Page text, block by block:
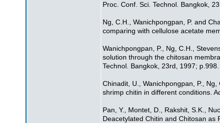
Proc. Conf. Sci. Technol. Bangkok,
Ng, C.H., Wanichpongpan, P. and
comparing with cellulose acetate
Wanichpongpan, P., Ng, C.H.,
solution through the chitosan
Technol. Bangkok, 23rd, 1997; p.998.
Chinadit, U., Wanichpongpan, P.,
shrimp chitin in different conditions.
Pan, Y., Montet, D., Rakshit, S.K.,
Deacetylated Chitin and Chitosan as